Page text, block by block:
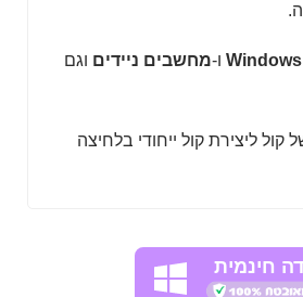
ו-מחשבים ניידים וגם
ליצירת קול ייחודי בלחיצה
חינמית